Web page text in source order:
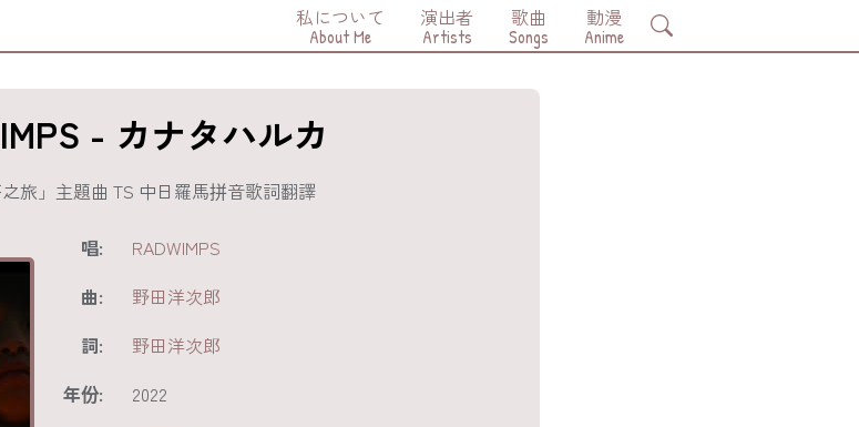
私について
About Me
演出者
Artists
歌曲
Songs
動漫
Anime
Search
- カナタハルカ
動畫「鈴芽之旅」主題曲 TS 中日羅馬拼音歌詞翻譯
唱:
RADWIMPS
曲:
野田洋次郎
詞:
野田洋次郎
年份:
2022